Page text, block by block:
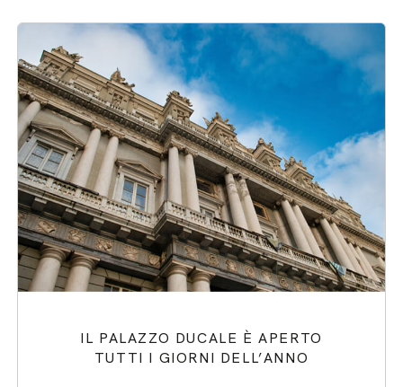
IL PALAZZO DUCALE È APERTO
TUTTI I GIORNI DELL’ANNO